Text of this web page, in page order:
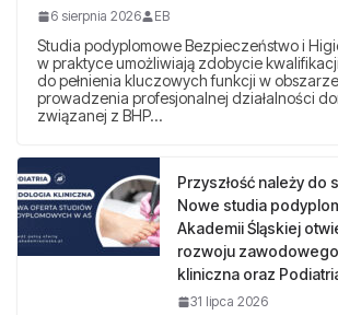
6 sierpnia 2026 EB
Studia podyplomowe Bezpieczeństwo i
w praktyce umożliwiają zdobycie
do pełnienia kluczowych funkcji w
prowadzenia profesjonalnej działalności
związanej z BHP…
Przyszłość należy do
Nowe studia
Akademii Śląskiej
rozwoju
kliniczna oraz
31 lipca 2026